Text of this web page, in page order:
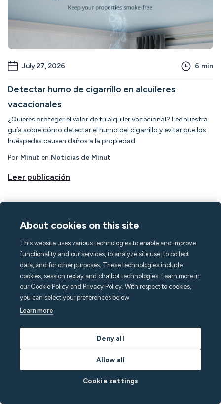
July 27, 2026 6 min
Detectar humo de cigarrillo en alquileres
vacacionales
¿Quieres proteger el valor de tu alquiler vacacional? Lee nuestra
guía sobre cómo detectar el humo del cigarrillo y evitar que los
huéspedes causen daños a la propiedad.
Por Minut en Noticias de Minut
Leer publicación
Productos
Sensor de fugas de agua
Kit de montaje cableado
Puerta de enlace celular
Tareas
Mensajería
Aplicación para invitados
Características
Alarma doméstica
Detección de tabaquismo
About cookies on this site
This website uses various technologies to enable and improve
functionality and our services, to analyze site use, to collect
data, and for other purposes. These technologies include
cookies, session replay and chatbot technologies. Learn more in
our Cookie Policy and Privacy Policy. With respect to cookies,
you can select your preferences below.
Learn more
Deny all
Allow all
Cookie settings